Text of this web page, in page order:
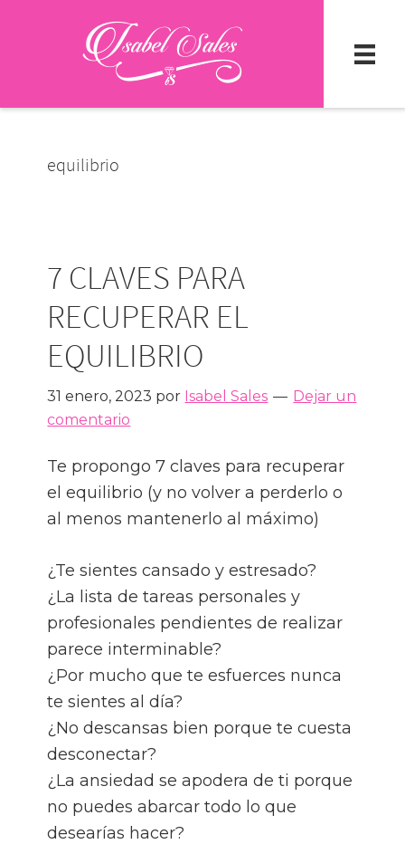
equilibrio
7 CLAVES PARA
RECUPERAR EL
EQUILIBRIO
31 enero, 2023 por Isabel Sales
Dejar un
comentario
Te propongo 7 claves para recuperar
el equilibrio (y no volver a perderlo o
al menos mantenerlo al máximo)
¿Te sientes cansado y estresado?
¿La lista de tareas personales y
profesionales pendientes de realizar
parece interminable?
¿Por mucho que te esfuerces nunca
te sientes al día?
¿No descansas bien porque te cuesta
desconectar?
¿La ansiedad se apodera de ti porque
no puedes abarcar todo lo que
desearías hacer?